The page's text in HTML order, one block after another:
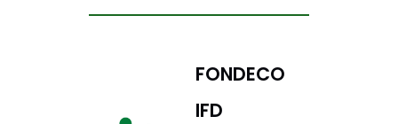
FONDECO
IFD